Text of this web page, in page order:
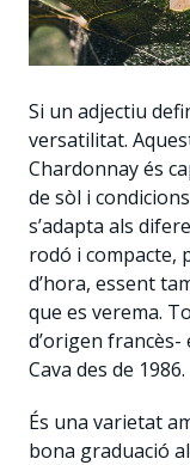
Si un adjectiu
versatilitat.
Chardonnay és
de sòl i
s’adapta als
rodó i compacte,
d’hora, essent
que es verema.
d’origen francès-
Cava des de 1986.
És una varietat
bona graduació